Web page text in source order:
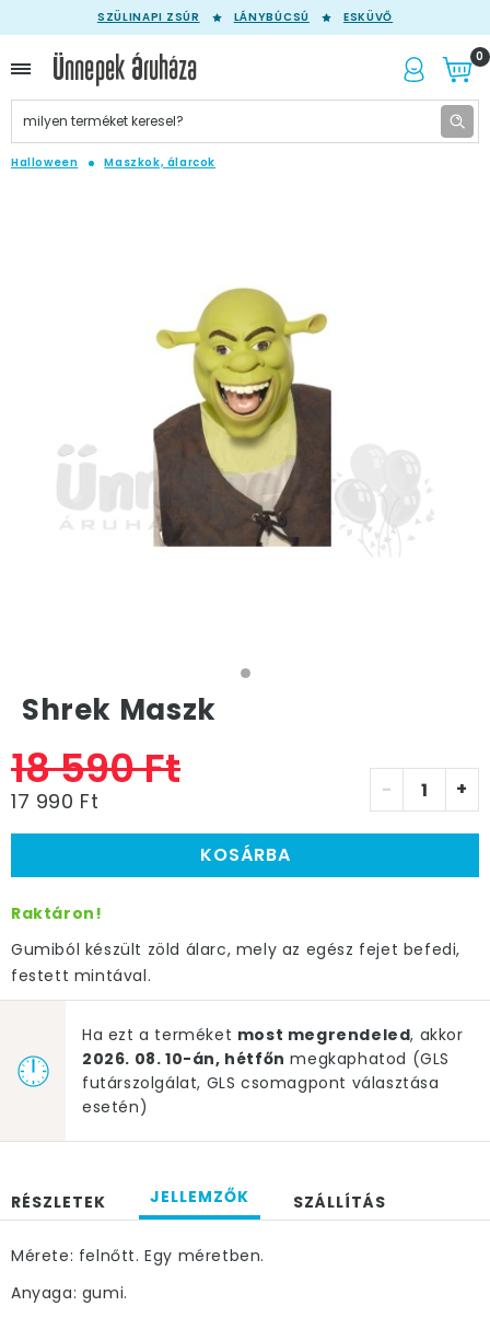
SZÜLINAPI ZSÚR LÁNYBÚCSÚ ESKÜVŐ
0
Halloween Maszkok, álarcok
Shrek Maszk
18 590 Ft
17 990 Ft - +
KOSÁRBA
Raktáron!
Gumiból készült zöld álarc, mely az egész fejet befedi,
festett mintával.
Ha ezt a terméket most megrendeled, akkor
2026. 08. 10-án, hétfőn megkaphatod (GLS
futárszolgálat, GLS csomagpont választása
esetén)
RÉSZLETEK JELLEMZŐK SZÁLLÍTÁS
Mérete: felnőtt. Egy méretben.
Anyaga: gumi.